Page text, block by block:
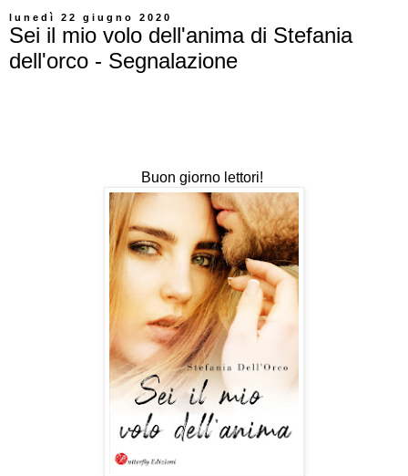
lunedì 22 giugno 2020
Sei il mio volo dell'anima di Stefania
dell'orco - Segnalazione
Buon giorno lettori!